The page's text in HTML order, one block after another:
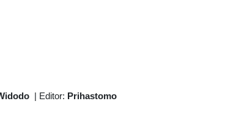
| Editor: Prihastomo